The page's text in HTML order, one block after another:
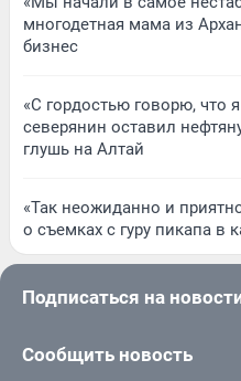
многодетная мама из
бизнес
«С гордостью говорю, что
северянин оставил
глушь на Алтай
«Так неожиданно и
о съемках с гуру пикапа в
Подписаться на
Сообщить новость